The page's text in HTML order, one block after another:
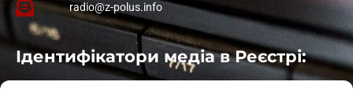
radio@z-polus.info
Ідентифікатори медіа в Реєстрі: